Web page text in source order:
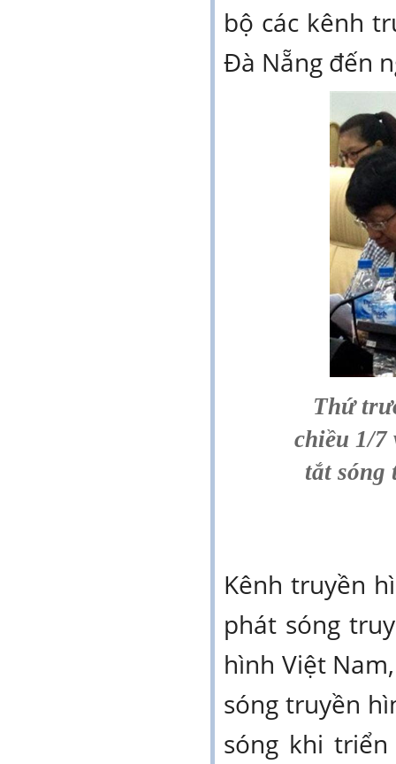
bộ các kênh
Đà Nẵng đến
Thứ
chiều 1/7
tắt sóng
Kênh truyền
phát sóng
hình Việt
sóng truyền
sóng khi